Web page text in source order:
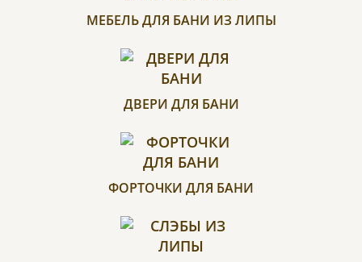
МЕБЕЛЬ ДЛЯ БАНИ ИЗ ЛИПЫ
ДВЕРИ ДЛЯ БАНИ
ФОРТОЧКИ ДЛЯ БАНИ